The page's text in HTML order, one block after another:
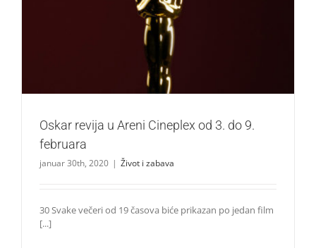
Oskar revija u Areni Cineplex od 3. do 9. februara
Život i zabava
Oskar revija u Areni Cineplex od 3. do 9.
februara
januar 30th, 2020 | Život i zabava
30 Svake večeri od 19 časova biće prikazan po jedan film
[...]